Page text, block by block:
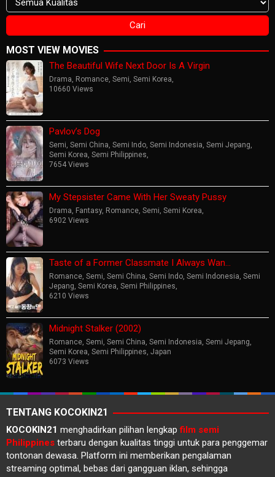
MOST VIEW MOVIES
The Beautiful Wife Next Door Is A Virgin
Drama, Romance, Semi, Semi Korea,
10660 Views
Pavlov’s Dog
Semi, Semi China, Semi Indo, Semi Indonesia, Semi Jepang,
Semi Korea, Semi Philippines,
7654 Views
My Stepsister Came With Her Sweaty Pussy
Drama, Fantasy, Romance, Semi, Semi Korea,
6902 Views
Taste of a Former Classmate I Always Wan…
Romance, Semi, Semi China, Semi Indo, Semi Indonesia, Semi
Jepang, Semi Korea, Semi Philippines,
6210 Views
Midnight Stalker (2002)
Romance, Semi, Semi China, Semi Indonesia, Semi Jepang,
Semi Korea, Semi Philippines, Japan
6073 Views
TENTANG KOCOKIN21
KOCOKIN21 menghadirkan pilihan lengkapfilm semi
Philippines terbaru dengan kualitas tinggi untuk para penggemar
tontonan dewasa. Platform ini memberikan pengalaman
streaming optimal, bebas dari gangguan iklan, sehingga